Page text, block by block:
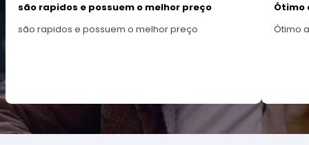
são rapidos e possuem o melhor preço
são rapidos e possuem o melhor preço
Ótimo
Ótimo